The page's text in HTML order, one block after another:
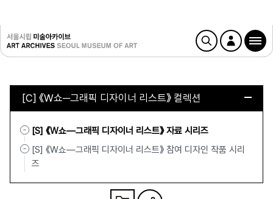
[C] 《W쇼─그래픽 디자이너 리스트》 컬렉션
[S] 《W쇼—그래픽 디자이너 리스트》 자료 시리즈
[S] 《W쇼—그래픽 디자이너 리스트》 참여 디자인 작품 시리
즈